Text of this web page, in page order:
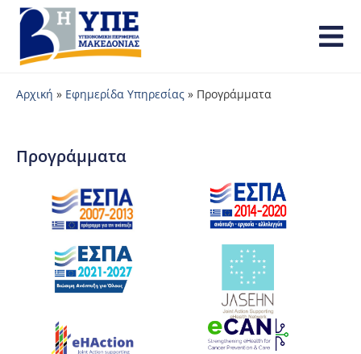
Αρχική » Εφημερίδα Υπηρεσίας » Προγράμματα
Προγράμματα